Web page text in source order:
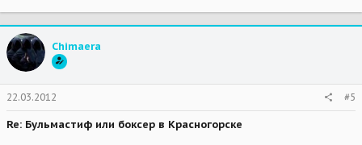
Chimaera
22.03.2012 #5
Re: Бульмастиф или боксер в Красногорске